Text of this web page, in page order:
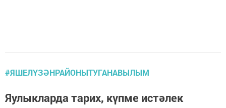
#ЯШЕЛҮЗӘНРАЙОНЫТУГАНАВЫЛЫМ
Яулыкларда тарих, күпме истәлек